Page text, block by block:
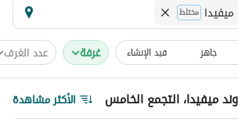
مختلط
جاهز قيد الإنشاء غرفة عدد الغرف
ميفيدا، التجمع الخامس الأكثر مشاهدة